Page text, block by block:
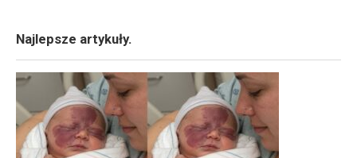
Najlepsze artykuły.